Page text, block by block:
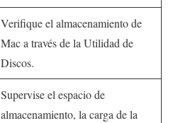
Verifique el almacenamiento de
Mac a través de la Utilidad de
Discos.
Supervise el espacio de
almacenamiento, la carga de la